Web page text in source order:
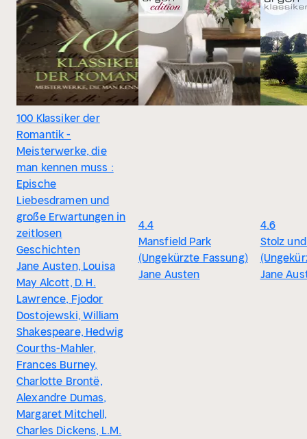
100 Klassiker der
Romantik -
Meisterwerke, die
man kennen muss :
Epische
Liebesdramen und
große Erwartungen in
zeitlosen
Geschichten
Jane Austen, Louisa
May Alcott, D. H.
Lawrence, Fjodor
Dostojewski, William
Shakespeare, Hedwig
Courths-Mahler,
Frances Burney,
Charlotte Brontë,
Alexandre Dumas,
Margaret Mitchell,
Charles Dickens, L.M.
4.4
Mansfield Park
(Ungekürzte Fassung)
Jane Austen
4.6
Stolz
Jane